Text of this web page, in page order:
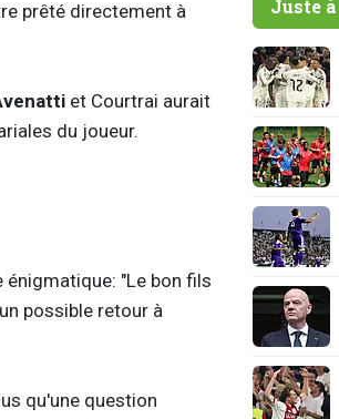
prêté directement à
et Courtrai aurait
du joueur.
"Le bon fils
possible retour à
qu'une question
Juste